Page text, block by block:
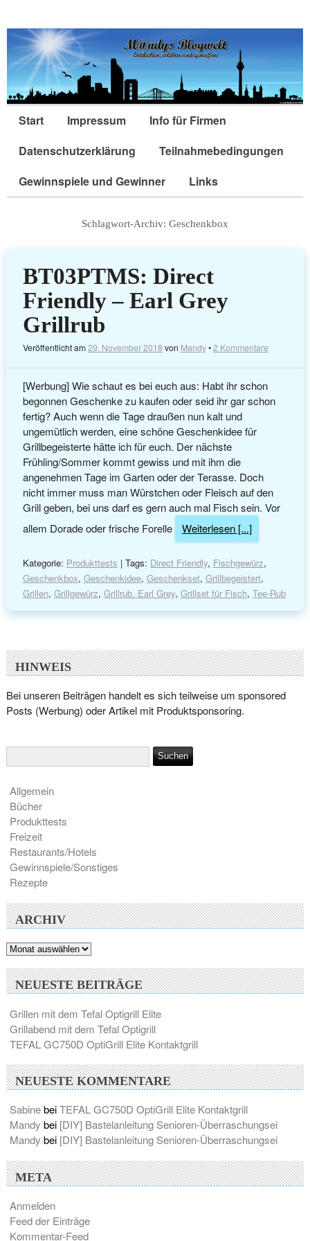
Start Impressum
Info für Firmen
Datenschutzerklärung
Teilnahmebedingungen
Gewinnspiele und Gewinner
Links
Schlagwort-Archiv: Geschenkbox
BT03PTMS: Direct
Friendly – Earl Grey
Grillrub
Veröffentlicht am29. November 2018 von Mandy•2 Kommentare
[Werbung] Wie schaut es bei euch aus: Habt ihr schon
begonnen Geschenke zu kaufen oder seid ihr gar schon
fertig? Auch wenn die Tage draußen nun kalt und
ungemütlich werden, eine schöne Geschenkidee für
Grillbegeisterte hätte ich für euch. Der nächste
Frühling/Sommer kommt gewiss und mit ihm die
angenehmen Tage im Garten oder der Terasse. Doch
nicht immer muss man Würstchen oder Fleisch auf den
Grill geben, bei uns darf es gern auch mal Fisch sein. Vor
allem Dorade oder frische Forelle
Weiterlesen [...]
Kategorie: Produkttests | Tags: Direct Friendly, Fischgewürz,
Geschenkbox, Geschenkidee, Geschenkset, Grillbegeistert,
Grillen, Grillgewürz, Grillrub. Earl Grey, Grillset für Fisch, Tee-Rub
HINWEIS
Bei unseren Beiträgen handelt es sich teilweise um sponsored
Posts (Werbung) oder Artikel mit Produktsponsoring.
Allgemein
Bücher
Produkttests
Freizeit
Restaurants/Hotels
Gewinnspiele/Sonstiges
Rezepte
ARCHIV
Archiv
NEUESTE BEITRÄGE
Grillen mit dem Tefal Optigrill Elite
Grillabend mit dem Tefal Optigrill
TEFAL GC750D OptiGrill Elite Kontaktgrill
NEUESTE KOMMENTARE
SabinebeiTEFAL GC750D OptiGrill Elite Kontaktgrill
Mandy bei [DIY] Bastelanleitung Senioren-Überraschungsei
Mandy bei [DIY] Bastelanleitung Senioren-Überraschungsei
META
Anmelden
Feed der Einträge
Kommentar-Feed